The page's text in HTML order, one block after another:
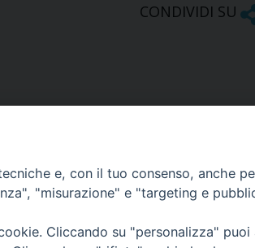
CONDIVIDI SU
Comunicazioni sociali
e, con il tuo consenso, anche
"misurazione" e "targeting e
Cliccando su "personalizza"